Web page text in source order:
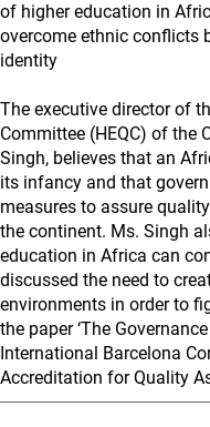
of higher education in
overcome ethnic conflicts
identity
The executive director of
Committee (HEQC) of the
Singh, believes that an
its infancy and that
measures to assure
the continent. Ms. Singh
education in Africa can
discussed the need to
environments in order to
the paper ‘The
International Barcelona
Accreditation for Quality